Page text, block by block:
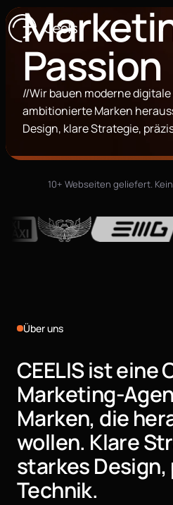
Passion
//Wir bauen moderne
ambitionierte Marken
Design, klare Strategie,
10+ Webseiten geliefert.
Über uns
CEELISisteine
Marketing-
Marken, die
wollen. Klare
starkesDesign,
Technik.